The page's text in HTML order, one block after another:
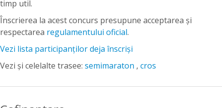
timp util.
Înscrierea la acest concurs presupune acceptarea și
respectarea regulamentului oficial.
Vezi lista participanților deja înscriși
Vezi și celelalte trasee: semimaraton , cros